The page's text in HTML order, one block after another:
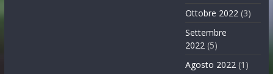
Ottobre 2022 (3)
Settembre
2022 (5)
Agosto 2022 (1)